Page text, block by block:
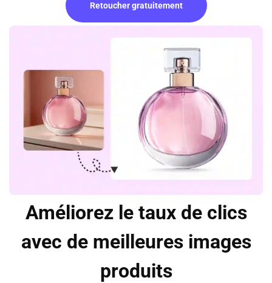
Retoucher gratuitement
Améliorez le taux de clics
avec de meilleures images
produits